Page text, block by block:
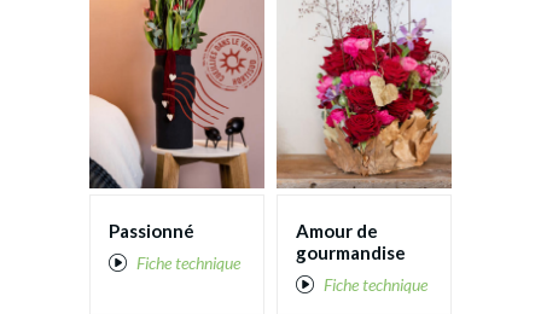
Giroflée
Lisianthus
Mimosa
Muflier
Passionné
Fiche technique
Amour de
gourmandise
Fiche technique